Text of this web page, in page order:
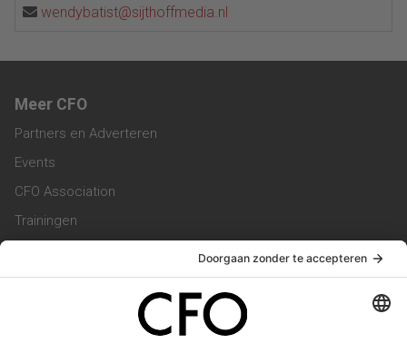
wendybatist@sijthoffmedia.nl
Meer CFO
Partners en Adverteren
Events
CFO Association
Trainingen
Vacatures
Service & Contact